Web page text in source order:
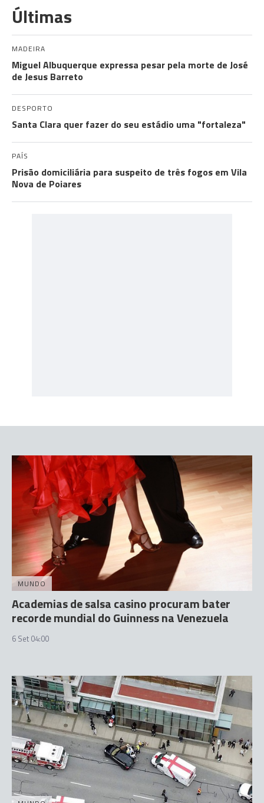
Últimas
MADEIRA
Miguel Albuquerque expressa pesar pela morte de José
de Jesus Barreto
DESPORTO
Santa Clara quer fazer do seu estádio uma "fortaleza"
PAÍS
Prisão domiciliária para suspeito de três fogos em Vila
Nova de Poiares
MUNDO
Academias de salsa casino procuram bater
recorde mundial do Guinness na Venezuela
6 Set 04:00